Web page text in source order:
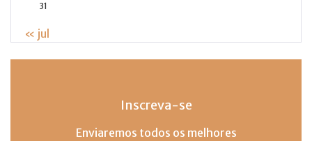
31
« jul
Inscreva-se
Enviaremos todos os melhores